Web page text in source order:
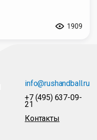
1909
info@rushandball.ru
+7 (495) 637-09-
21
Контакты